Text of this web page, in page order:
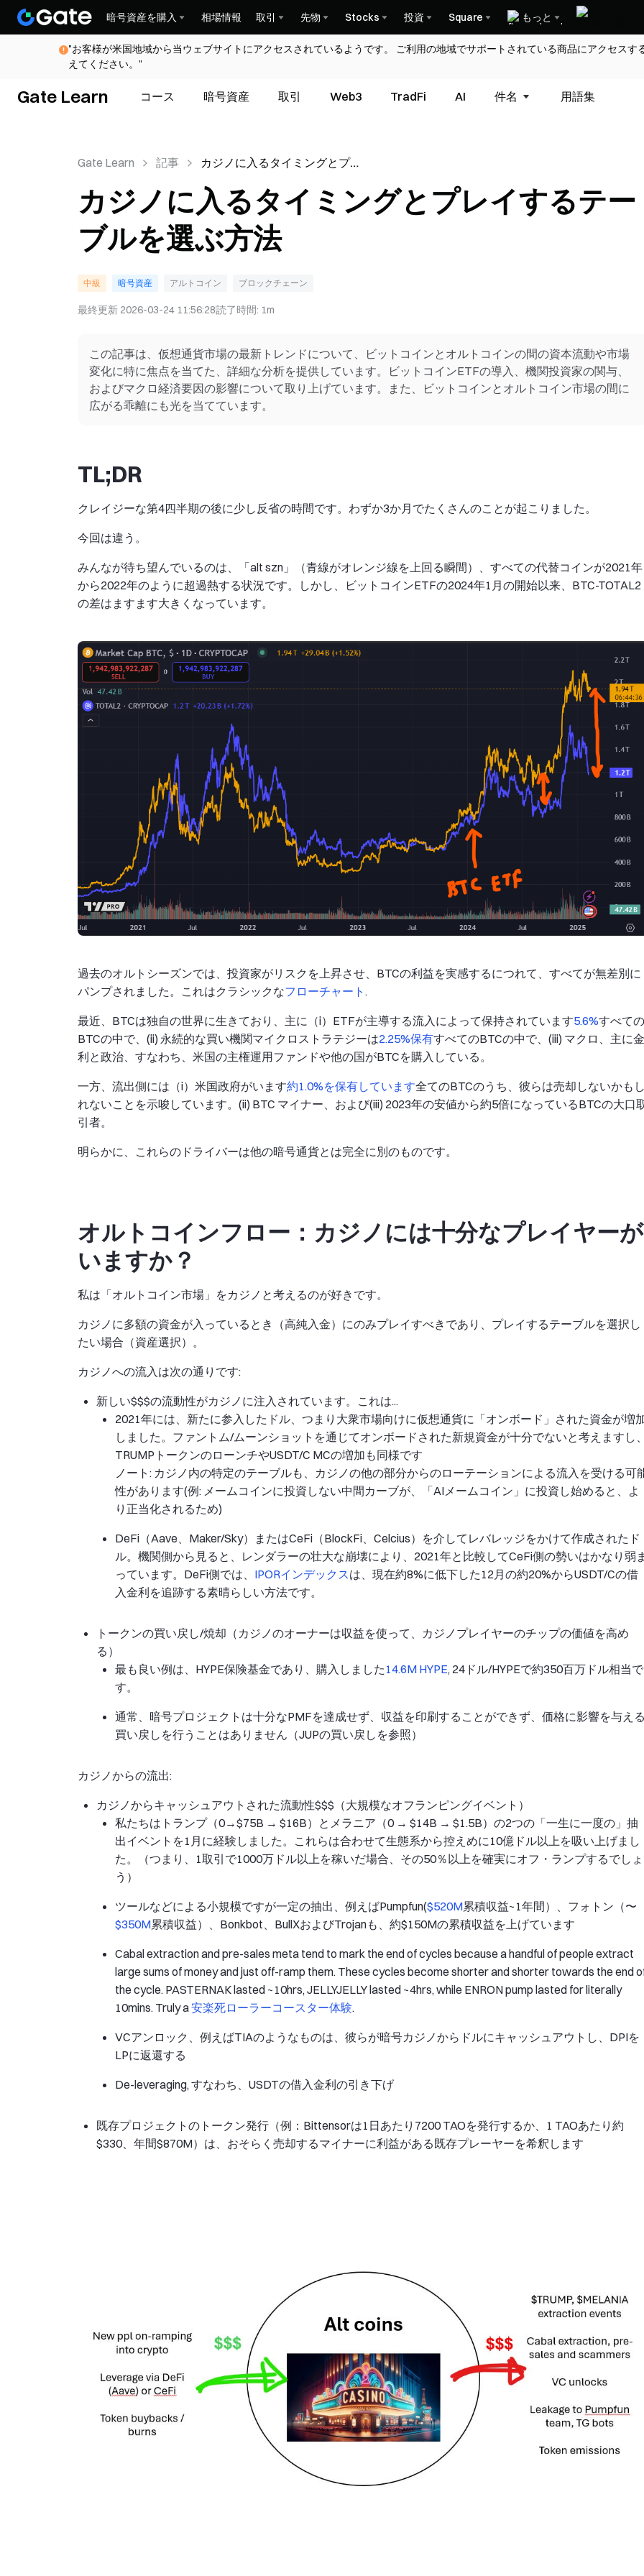
暗号資産を購入 相場情報 取引 先物 Stocks 投資 Square もっと
"お客様が米国地域から当ウェブサイトにアクセスされているようです。 ご利用の地域でサポートされている商品にアクセスす
えてください。"
Gate Learn コース 暗号資産 取引 Web3 TradFi AI 件名 用語集
Gate Learn 記事
カジノに入るタイミングとプレ
カジノに入るタイミングとプレイするテー
ブルを選ぶ方法
中級 暗号資産 アルトコイン ブロックチェーン
最終更新 2026-03-24 11:56:28読了時間: 1m
この記事は、仮想通貨市場の最新トレンドについて、ビットコインとオルトコインの間の資本流動や市場
変化に特に焦点を当てた、詳細な分析を提供しています。ビットコインETFの導入、機関投資家の関与、
およびマクロ経済要因の影響について取り上げています。また、ビットコインとオルトコイン市場の間に
広がる乖離にも光を当てています。
TL;DR
クレイジーな第4四半期の後に少し反省の時間です。わずか3か月でたくさんのことが起こりました。
今回は違う。
みんなが待ち望んでいるのは、「alt szn」（青線がオレンジ線を上回る瞬間）、すべての代替コインが2021年
から2022年のように超過熱する状況です。しかし、ビットコインETFの2024年1月の開始以来、BTC-TOTAL2
の差はますます大きくなっています。
過去のオルトシーズンでは、投資家がリスクを上昇させ、BTCの利益を実感するにつれて、すべてが無差別に
パンプされました。これはクラシックなフローチャート .
最近、BTCは独自の世界に生きており、主に（i）ETFが主導する流入によって保持されています5.6%すべての
BTCの中で、(ii) 永続的な買い機関マイクロストラテジーは2.25%保有すべてのBTCの中で、(iii) マクロ、主に金
利と政治、すなわち、米国の主権運用ファンドや他の国がBTCを購入している。
一方、流出側には（i）米国政府がいます約1.0%を保有しています全てのBTCのうち、彼らは売却しないかもし
れないことを示唆しています。(ii) BTC マイナー、および(iii) 2023年の安値から約5倍になっているBTCの大口
引者。
明らかに、これらのドライバーは他の暗号通貨とは完全に別のものです。
オルトコインフロー：カジノには十分なプレイヤーが
いますか？
私は「オルトコイン市場」をカジノと考えるのが好きです。
カジノに多額の資金が入っているとき（高純入金）にのみプレイすべきであり、プレイするテーブルを選択し
たい場合（資産選択）。
カジノへの流入は次の通りです:
新しい$$$の流動性がカジノに注入されています。これは...
2021年には、新たに参入したドル、つまり大衆市場向けに仮想通貨に「オンボード」された資金が増
しました。ファントム/ムーンショットを通じてオンボードされた新規資金が十分でないと考えますし、
TRUMPトークンのローンチやUSDT/C MCの増加も同様です
ノート: カジノ内の特定のテーブルも、カジノの他の部分からのローテーションによる流入を受ける可
性があります(例: メームコインに投資しない中間カーブが、「AIメームコイン」に投資し始めると、よ
り正当化されるため)
DeFi（Aave、Maker/Sky）またはCeFi（BlockFi、Celcius）を介してレバレッジをかけて作成されたド
ル。機関側から見ると、レンダラーの壮大な崩壊により、2021年と比較してCeFi側の勢いはかなり弱ま
っています。DeFi側では、 IPORインデックスは、現在約8%に低下した12月の約20%からUSDT/Cの借
入金利を追跡する素晴らしい方法です。
トークンの買い戻し/焼却（カジノのオーナーは収益を使って、カジノプレイヤーのチップの価値を高め
る）
最も良い例は、HYPE保険基金であり、購入しました 14.6M HYPE, 24ドル/HYPEで約350百万ドル相当で
す。
通常、暗号プロジェクトは十分なPMFを達成せず、収益を印刷することができず、価格に影響を与える
買い戻しを行うことはありません（JUPの買い戻しを参照）
カジノからの流出:
カジノからキャッシュアウトされた流動性$$$（大規模なオフランピングイベント）
私たちはトランプ（0→$75B → $16B）とメラニア（0 → $14B → $1.5B）の2つの「一生に一度の」抽
出イベントを1月に経験しました。これらは合わせて生態系から控えめに10億ドル以上を吸い上げまし
た。（つまり、1取引で1000万ドル以上を稼いだ場合、その50％以上を確実にオフ・ランプするでしょ
う）
ツールなどによる小規模ですが一定の抽出、例えばPumpfun($520M累積収益~1年間）、フォトン（〜
$350M累積収益）、Bonkbot、BullXおよびTrojanも、約$150Mの累積収益を上げています
Cabal extraction and pre-sales meta tend to mark the end of cycles because a handful of people extract
large sums of money and just off-ramp them. These cycles become shorter and shorter towards the end
the cycle. PASTERNAK lasted ~10hrs, JELLYJELLY lasted ~4hrs, while ENRON pump lasted for literally
10mins. Truly a安楽死ローラーコースター体験.
VCアンロック、例えばTIAのようなものは、彼らが暗号カジノからドルにキャッシュアウトし、DPIを
LPに返還する
De-leveraging, すなわち、USDTの借入金利の引き下げ
既存プロジェクトのトークン発行（例：Bittensorは1日あたり7200 TAOを発行するか、1 TAOあたり約
$330、年間$870M）は、おそらく売却するマイナーに利益がある既存プレーヤーを希釈します